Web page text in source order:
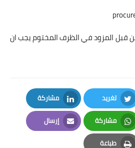
قبل المزود في الظرف المختوم يجب ان
تغريد
Twitter
مشاركة
LinkedIn
مشاركة
Whatsapp
إرسال
Email
طباعة